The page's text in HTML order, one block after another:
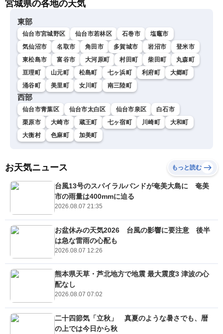
宮城県の各地の天気
東部
仙台市宮城野区 仙台市若林区 石巻市
塩竈市
気仙沼市
名取市 角田市 多賀城市 岩沼市
登米市
東松島市
富谷市 大河原町 村田町 柴田町
丸森町
亘理町
山元町 松島町 七ヶ浜町 利府町
大郷町
涌谷町
美里町 女川町 南三陸町
西部
仙台市青葉区 仙台市太白区 仙台市泉区
白石市
栗原市
大崎市 蔵王町 七ヶ宿町 川崎町
大和町
大衡村
色麻町 加美町
お天気ニュース もっと読む
台風13号のスパイラルバンドが奄美大島に 奄美
市の雨量は400mmに迫る
2026.08.07 21:35
お盆休みの天気2026 台風の影響に要注意 後半
は急な雷雨の心配も
2026.08.07 12:26
熊本県天草・芦北地方で地震 最大震度3 津波の心
配なし
2026.08.07 07:02
二十四節気「立秋」 真夏のような暑さでも、暦
の上では今日から秋